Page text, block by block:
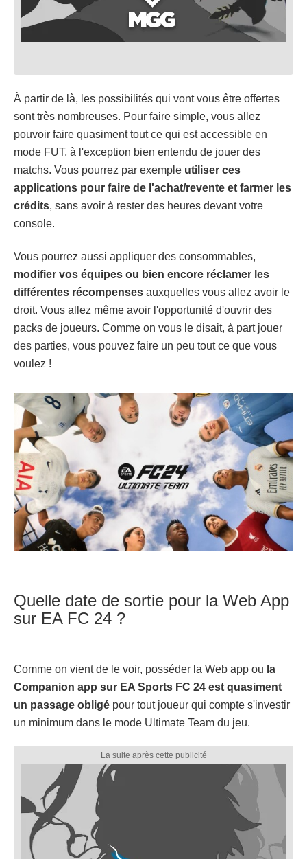
À partir de là, les possibilités qui vont vous être offertes
sont très nombreuses. Pour faire simple, vous allez
pouvoir faire quasiment tout ce qui est accessible en
mode FUT, à l'exception bien entendu de jouer des
matchs. Vous pourrez par exemple utiliser ces
applications pour faire de l'achat/revente et farmer les
crédits, sans avoir à rester des heures devant votre
console.
Vous pourrez aussi appliquer des consommables,
modifier vos équipes ou bien encore réclamer les
différentes récompenses auxquelles vous allez avoir le
droit. Vous allez même avoir l'opportunité d'ouvrir des
packs de joueurs. Comme on vous le disait, à part jouer
des parties, vous pouvez faire un peu tout ce que vous
voulez !
Quelle date de sortie pour la Web App
sur EA FC 24 ?
Comme on vient de le voir, posséder la Web app ou la
Companion app sur EA Sports FC 24 est quasiment
un passage obligé pour tout joueur qui compte s'investir
un minimum dans le mode Ultimate Team du jeu.